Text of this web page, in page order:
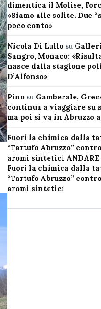
dimentica il Molise,
«Siamo alle solite. Due
poco conto»
Nicola Di Lullosu
Sangro, Monaco:
nasce dalla stagione
D’Alfonso»
Pinosu Gamberale,
continua a viaggiare su
ma poi si va in Abruzzo
Fuori la chimica dalla
“Tartufo Abruzzo”
aromi sintetici ANDARE
Fuori la chimica dalla
“Tartufo Abruzzo”
aromi sintetici